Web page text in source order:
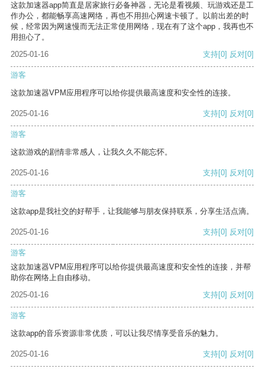
这款加速器app简直是居家旅行必备神器，无论是看视频、玩游戏还是工
作办公，都能畅享高速网络，再也不用担心网速卡顿了。以前出差的时
候，经常因为网速慢而无法正常使用网络，现在有了这个app，我再也不
用担心了。
2025-01-16
支持[0] 反对[0]
游客
这款加速器VPM应用程序可以给你提供最高速度和安全性的连接。
2025-01-16 支持[0] 反对[0]
游客
这款游戏的剧情非常感人，让我久久不能忘怀。
2025-01-16 支持[0] 反对[0]
游客
这款app是我社交的好帮手，让我能够与朋友保持联系，分享生活点滴。
2025-01-16 支持[0] 反对[0]
游客
这款加速器VPM应用程序可以给你提供最高速度和安全性的连接，并帮
助你在网络上自由移动。
2025-01-16
支持[0] 反对[0]
游客
这款app的音乐资源非常优质，可以让我尽情享受音乐的魅力。
2025-01-16 支持[0] 反对[0]